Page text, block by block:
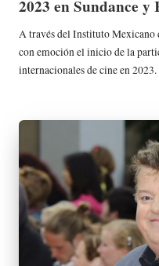
2023 en Sundance y
A través del Instituto
con emoción el inicio de la
internacionales de cine en